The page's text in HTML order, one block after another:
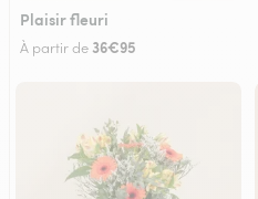
Plaisir fleuri
À partir de 36€95